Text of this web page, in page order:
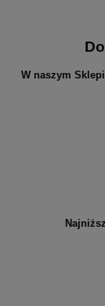
W naszym